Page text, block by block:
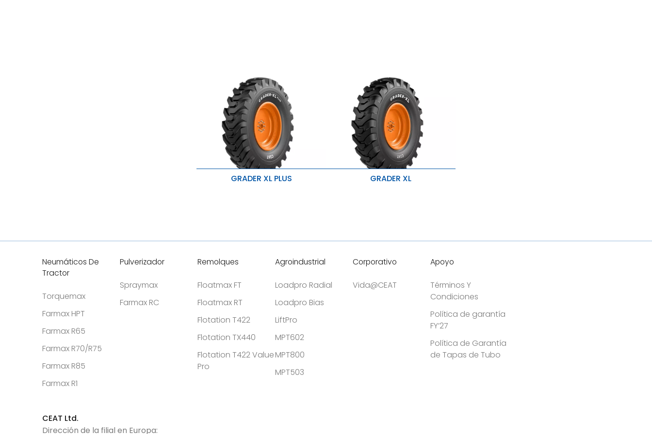
GRADER XL PLUS GRADER XL
Neumáticos De
Tractor
Torquemax
Farmax HPT
Farmax R65
Farmax R70/R75
Farmax R85
Farmax R1
Pulverizador
Spraymax
Farmax RC
Remolques
Floatmax FT
Floatmax RT
Flotation T422
Flotation TX440
Flotation T422 Value
Pro
Agroindustrial
Loadpro Radial
Loadpro Bias
LiftPro
MPT602
MPT800
MPT503
Corporativo
Vida@CEAT
Apoyo
Términos Y
Condiciones
Política de garantía
FY’27
Política de Garantía
de Tapas de Tubo
CEAT Ltd.
Dirección de la filial en Europa: